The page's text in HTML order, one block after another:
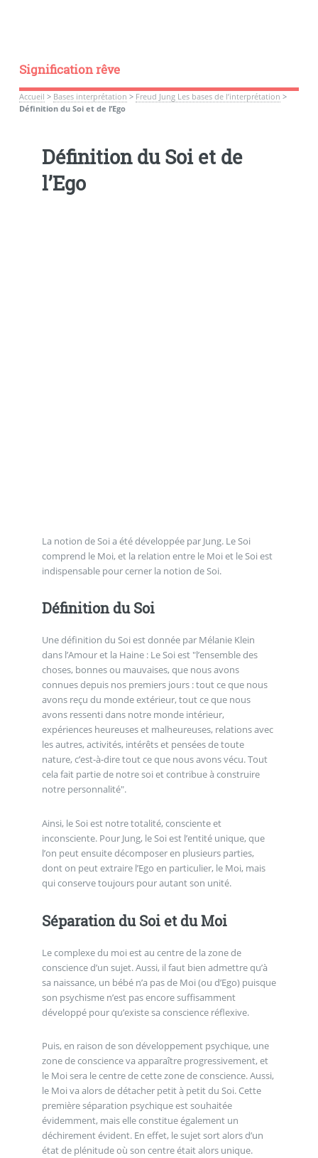
Signification rêve
Accueil > Bases interprétation > Freud Jung Les bases de l’interprétation >
Définition du Soi et de l’Ego
Définition du Soi et de
l’Ego
La notion de Soi a été développée par Jung. Le Soi
comprend le Moi, et la relation entre le Moi et le Soi est
indispensable pour cerner la notion de Soi.
Définition du Soi
Une définition du Soi est donnée par Mélanie Klein
dans l’Amour et la Haine : Le Soi est "l’ensemble des
choses, bonnes ou mauvaises, que nous avons
connues depuis nos premiers jours : tout ce que nous
avons reçu du monde extérieur, tout ce que nous
avons ressenti dans notre monde intérieur,
expériences heureuses et malheureuses, relations avec
les autres, activités, intérêts et pensées de toute
nature, c’est-à-dire tout ce que nous avons vécu. Tout
cela fait partie de notre soi et contribue à construire
notre personnalité".
Ainsi, le Soi est notre totalité, consciente et
inconsciente. Pour Jung, le Soi est l’entité unique, que
l’on peut ensuite décomposer en plusieurs parties,
dont on peut extraire l’Ego en particulier, le Moi, mais
qui conserve toujours pour autant son unité.
Séparation du Soi et du Moi
Le complexe du moi est au centre de la zone de
conscience d’un sujet. Aussi, il faut bien admettre qu’à
sa naissance, un bébé n’a pas de Moi (ou d’Ego) puisque
son psychisme n’est pas encore suffisamment
développé pour qu’existe sa conscience réflexive.
Puis, en raison de son développement psychique, une
zone de conscience va apparaître progressivement, et
le Moi sera le centre de cette zone de conscience. Aussi,
le Moi va alors de détacher petit à petit du Soi. Cette
première séparation psychique est souhaitée
évidemment, mais elle constitue également un
déchirement évident. En effet, le sujet sort alors d’un
état de plénitude où son centre était alors unique.